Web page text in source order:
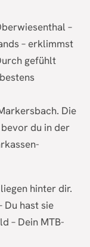
–
– erklimmst
gefühlt
Die
du in der
hinter dir.
Du hast sie
– Dein MTB-